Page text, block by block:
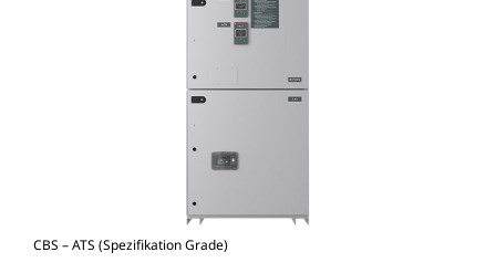
CBS – ATS (Spezifikation Grade)